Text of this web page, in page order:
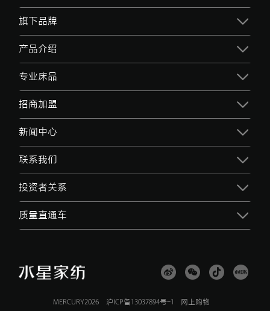
旗下品牌
产品介绍
专业床品
招商加盟
新闻中心
联系我们
投资者关系
质量直通车
MERCURY2026 沪ICP备13037894号-1 网上购物